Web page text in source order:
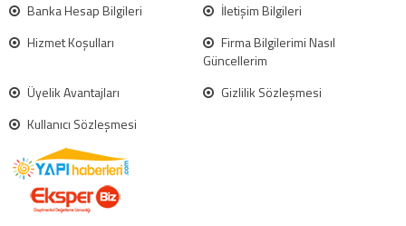
Banka Hesap Bilgileri
İletişim Bilgileri
Hizmet Koşulları
Firma Bilgilerimi Nasıl
Güncellerim
Üyelik Avantajları
Gizlilik Sözleşmesi
Kullanıcı Sözleşmesi